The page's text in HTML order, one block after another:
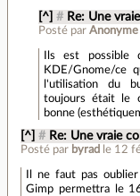
[^] # Re: Une
Posté par Anonyme
Ils est possible
KDE/Gnome/ce
l'utilisation du
toujours était le
bonne
[^] # Re: Une vraie
Posté par byrad le 12
Il ne faut pas
Gimp permettra le